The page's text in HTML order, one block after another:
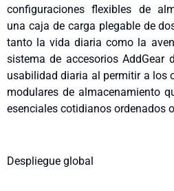
configuraciones flexibles de
una caja de carga plegable de
tanto la vida diaria como la
sistema de accesorios AddGear
usabilidad diaria al permitir a los
modulares de almacenamiento
esenciales cotidianos ordenados
Despliegue global